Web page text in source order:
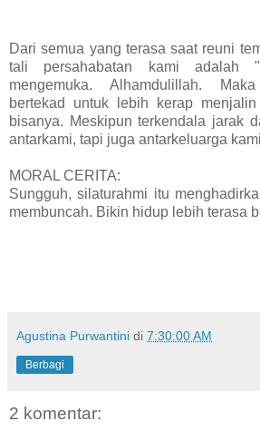
Dari semua yang terasa saat reuni
tali persahabatan kami adalah
mengemuka. Alhamdulillah.
bertekad untuk lebih kerap
bisanya. Meskipun terkendala jarak
antarkami, tapi juga antarkeluarga
MORAL CERITA:
Sungguh, silaturahmi itu
membuncah. Bikin hidup lebih terasa
Agustina Purwantini di 7:30:00 AM
Berbagi
2 komentar: